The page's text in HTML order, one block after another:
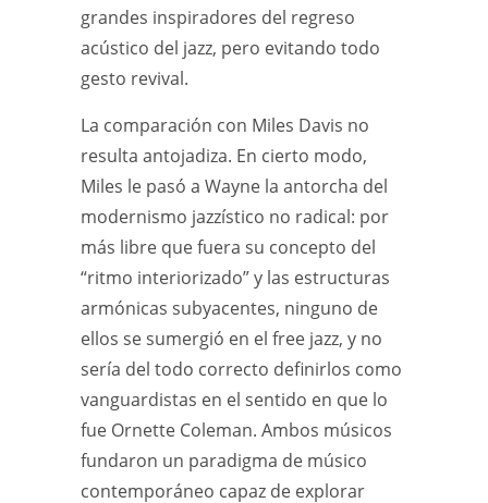
grandes inspiradores del regreso
acústico del jazz, pero evitando todo
gesto revival.
La comparación con Miles Davis no
resulta antojadiza. En cierto modo,
Miles le pasó a Wayne la antorcha del
modernismo jazzístico no radical: por
más libre que fuera su concepto del
“ritmo interiorizado” y las estructuras
armónicas subyacentes, ninguno de
ellos se sumergió en el free jazz, y no
sería del todo correcto definirlos como
vanguardistas en el sentido en que lo
fue Ornette Coleman. Ambos músicos
fundaron un paradigma de músico
contemporáneo capaz de explorar